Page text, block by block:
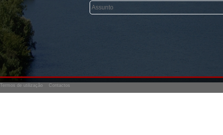
Termos de utilização Contactos